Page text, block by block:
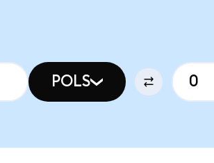
POLS